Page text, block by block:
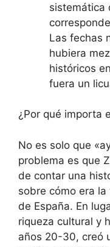
sistemática
Las fechas
hubiera
históricos
fuera un
¿Por qué importa
No es solo que
problema es que
de contar una
sobre cómo era
de España. En
riqueza cultural y
años 20-30, creó